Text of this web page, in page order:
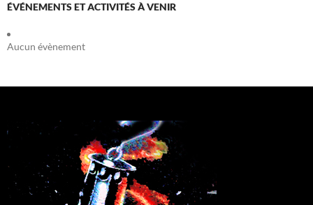
ÉVÉNEMENTS ET ACTIVITÉS À VENIR
Aucun évènement